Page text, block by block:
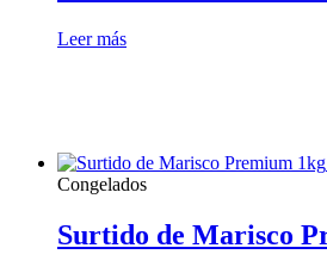
Leer más
Congelados
Surtido de Marisco